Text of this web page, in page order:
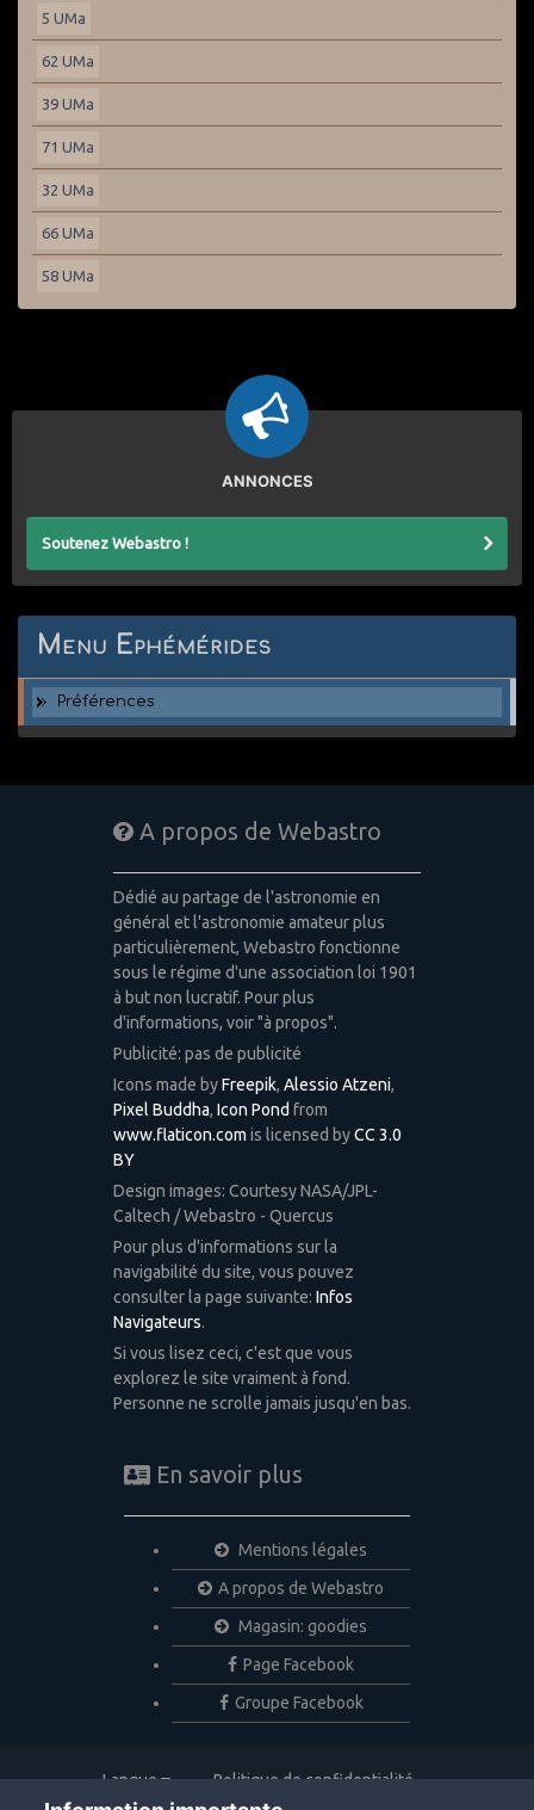
5 UMa
62 UMa
39 UMa
71 UMa
32 UMa
66 UMa
58 UMa
ANNONCES
Soutenez Webastro !
Menu Ephémérides
Préférences
A propos de Webastro
Dédié au partage de l'astronomie en
général et l'astronomie amateur plus
particulièrement, Webastro fonctionne
sous le régime d'une association loi 1901
à but non lucratif. Pour plus
d'informations, voir "à propos".
Publicité: pas de publicité
Icons made byFreepik, Alessio Atzeni,
Pixel Buddha, Icon Pond from
www.flaticon.com is licensed byCC 3.0
BY
Design images: Courtesy NASA/JPL-
Caltech / Webastro - Quercus
Pour plus d'informations sur la
navigabilité du site, vous pouvez
consulter la page suivante: Infos
Navigateurs.
Si vous lisez ceci, c'est que vous
explorez le site vraiment à fond.
Personne ne scrolle jamais jusqu'en bas.
En savoir plus
Mentions légales
A propos de Webastro
Magasin: goodies
Page Facebook
Groupe Facebook
Langue
Politique de confidentialité
Nous contacter